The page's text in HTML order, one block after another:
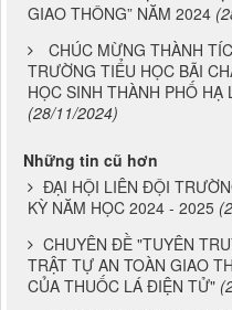
GIAO THÔNG” NĂM 2024
CHÚC MỪNG THÀNH
TRƯỜNG TIỂU HỌC BÃI
HỌC SINH THÀNH PHỐ
(28/11/2024)
Những tin cũ hơn
ĐẠI HỘI LIÊN ĐỘI
KỲ NĂM HỌC 2024 - 2025
CHUYÊN ĐỀ "TUYÊN
TRẬT TỰ AN TOÀN GIAO
CỦA THUỐC LÁ ĐIỆN TỬ"